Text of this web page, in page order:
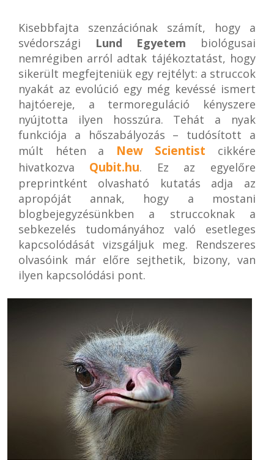
Kisebbfajta szenzációnak számít, hogy a
svédországi Lund Egyetem biológusai
nemrégiben arról adtak tájékoztatást, hogy
sikerült megfejteniük egy rejtélyt: a struccok
nyakát az evolúció egy még kevéssé ismert
hajtóereje, a termoreguláció kényszere
nyújtotta ilyen hosszúra. Tehát a nyak
funkciója a hőszabályozás – tudósított a
múlt héten a New Scientist cikkére
hivatkozva Qubit.hu. Ez az egyelőre
preprintként olvasható kutatás adja az
apropóját annak, hogy a mostani
blogbejegyzésünkben a struccoknak a
sebkezelés tudományához való esetleges
kapcsolódását vizsgáljuk meg. Rendszeres
olvasóink már előre sejthetik, bizony, van
ilyen kapcsolódási pont.